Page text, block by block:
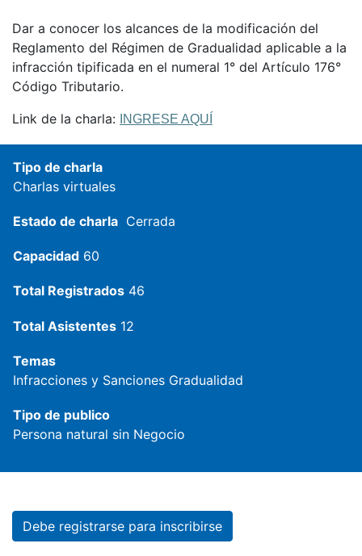
Dar a conocer los alcances de la modificación del
Reglamento del Régimen de Gradualidad aplicable a la
infracción tipificada en el numeral 1° del Artículo 176°
Código Tributario.
Link de la charla:
INGRESE AQUÍ
Tipo de charla
Charlas virtuales
Estado de charla Cerrada
Capacidad 60
Total Registrados 46
Total Asistentes 12
Temas
Infracciones y Sanciones Gradualidad
Tipo de publico
Persona natural sin Negocio
Debe registrarse para inscribirse